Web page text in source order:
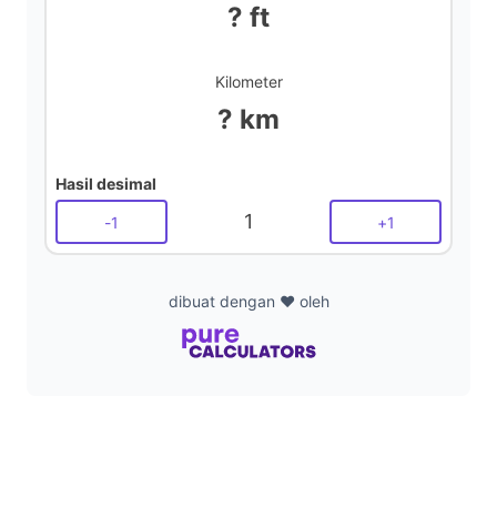
? ft
Kilometer
? km
Hasil desimal
-1 1 +1
dibuat dengan ❤️ oleh